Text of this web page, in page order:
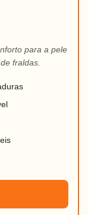
para a pele
fraldas.